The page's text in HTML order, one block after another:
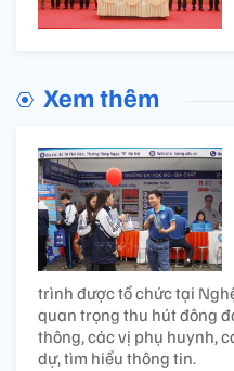
Xem thêm
trình được tổ chức tại
quan trọng thu hút đông
thông, các vị phụ huynh,
dự, tìm hiểu thông tin.